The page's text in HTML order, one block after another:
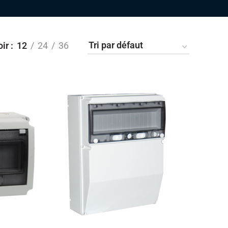
12 24 36